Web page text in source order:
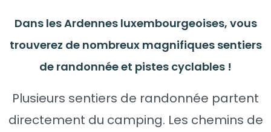
Dans les Ardennes luxembourgeoises, vous
trouverez de nombreux magnifiques sentiers
de randonnée et pistes cyclables !
Plusieurs sentiers de randonnée partent
directement du camping. Les chemins de